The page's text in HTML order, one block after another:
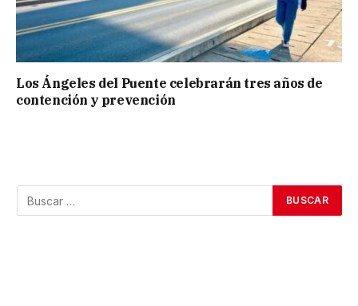
Los Ángeles del Puente celebrarán tres años de
contención y prevención